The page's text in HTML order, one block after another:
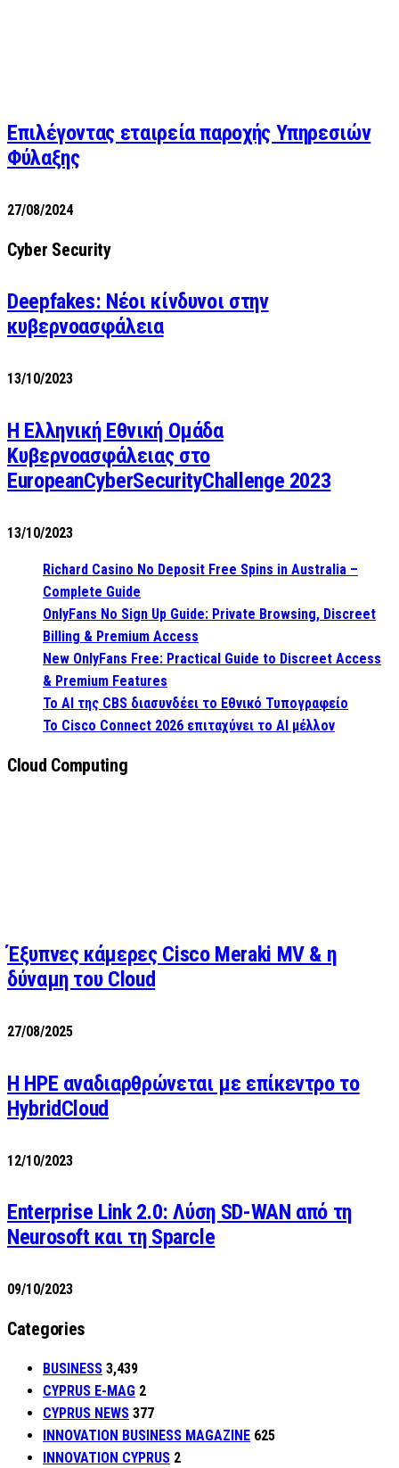
Επιλέγοντας εταιρεία παροχής Υπηρεσιών
Φύλαξης
27/08/2024
Cyber Security
Deepfakes: Νέοι κίνδυνοι στην
κυβερνοασφάλεια
13/10/2023
Η Ελληνική Εθνική Ομάδα
Κυβερνοασφάλειας στο
EuropeanCyberSecurityChallenge 2023
13/10/2023
Richard Casino No Deposit Free Spins in Australia –
Complete Guide
OnlyFans No Sign Up Guide: Private Browsing, Discreet
Billing & Premium Access
New OnlyFans Free: Practical Guide to Discreet Access
& Premium Features
Το AI της CBS διασυνδέει το Εθνικό Τυπογραφείο
Το Cisco Connect 2026 επιταχύνει το AI μέλλον
Cloud Computing
Έξυπνες κάμερες Cisco Meraki MV & η
δύναμη του Cloud
27/08/2025
H HPE αναδιαρθρώνεται με επίκεντρο το
HybridCloud
12/10/2023
Enterprise Link 2.0: Λύση SD-WAN από τη
Neurosoft και τη Sparcle
09/10/2023
Categories
BUSINESS 3,439
CYPRUS E-MAG 2
CYPRUS NEWS 377
INNOVATION BUSINESS MAGAZINE 625
INNOVATION CYPRUS 2